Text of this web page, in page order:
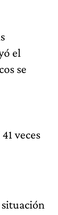
el
se
veces